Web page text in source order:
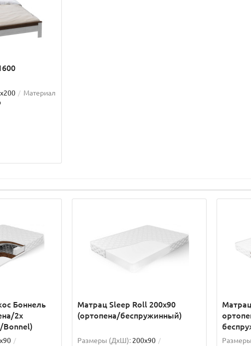
Материал
Боннель
2x
Bonnel)
Матрац Sleep Roll 200x90
(ортопена/беспружинный)
Размеры (ДxШ): 200x90